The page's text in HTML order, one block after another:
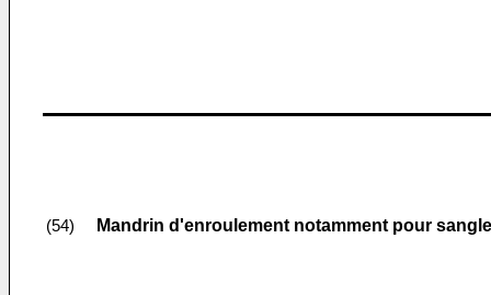
(54) Mandrin d'enroulement notamment pour